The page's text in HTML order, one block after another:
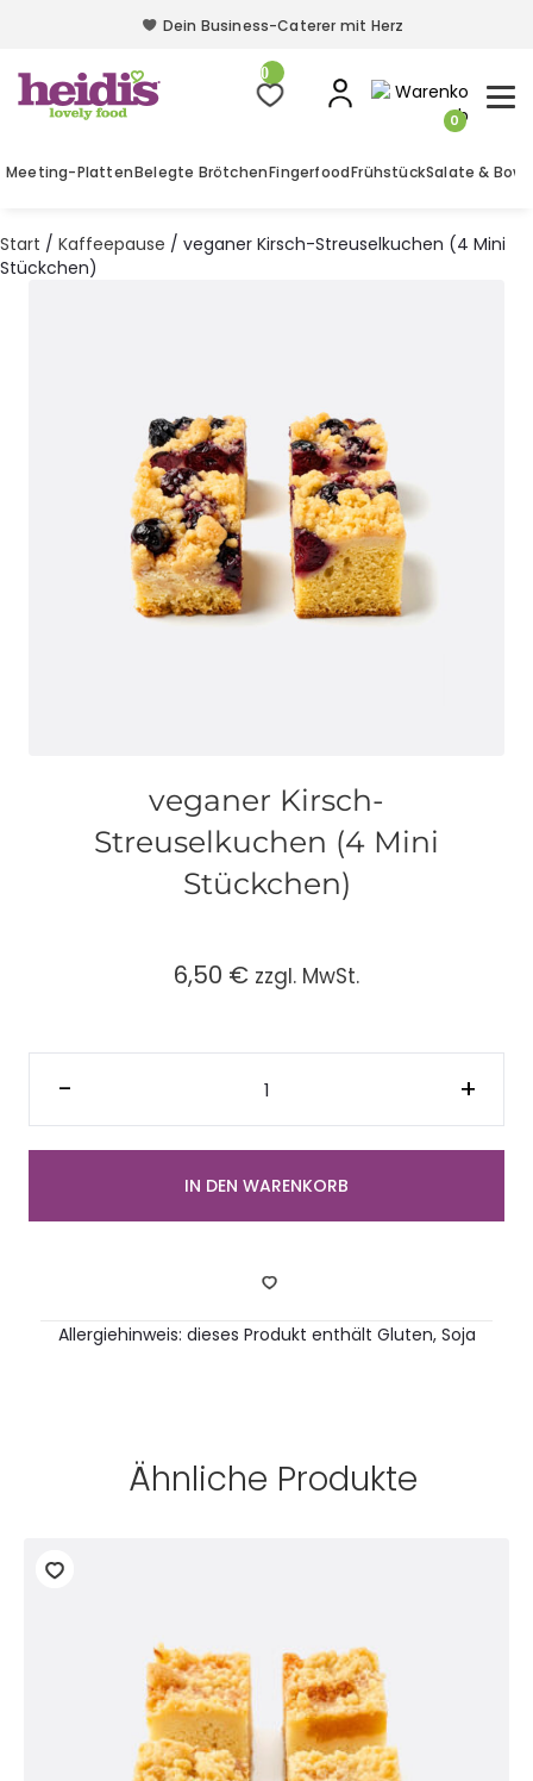
Dein Business-Caterer mit Herz
Dein Business-Caterer mit Herz
0
0
Meeting-PlattenBelegte BrötchenFingerfoodFrühstückSalate &
Start / Kaffeepause / veganer Kirsch-Streuselkuchen (4 Mini
Stückchen)
veganer Kirsch-
Streuselkuchen (4 Mini
Stückchen)
6,50 € zzgl. MwSt.
-
veganer
Streuselkuchen
Mini
Stückchen)
+
IN DEN WARENKORB
Allergiehinweis: dieses Produkt enthält Gluten, Soja
Ähnliche Produkte